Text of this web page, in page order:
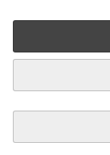
Hier findest du
BerlingerHaus
ml, Edelstahl.
Relevanz
Produktliste